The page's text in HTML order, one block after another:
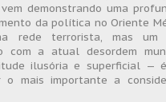
demonstrando uma
da política no Oriente
rede terrorista, mas um
com a atual desordem
ilusória e superficial —
o mais importante a